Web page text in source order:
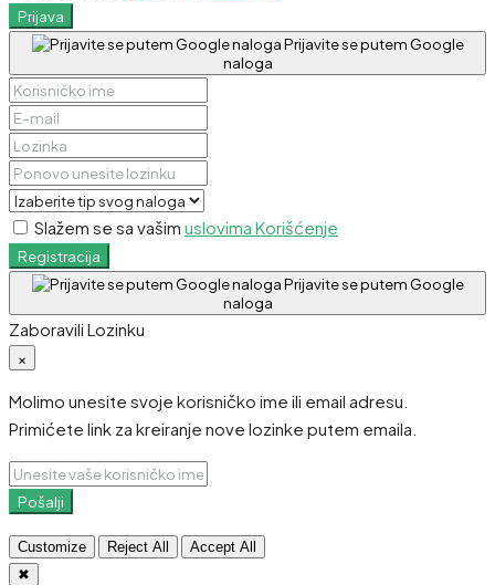
Prijava
Prijavite se putem Google
naloga
Slažem se sa vašim uslovima Korišćenje
Registracija
Prijavite se putem Google
naloga
Zaboravili Lozinku
×
Molimo unesite svoje korisničko ime ili email adresu.
Primićete link za kreiranje nove lozinke putem emaila.
Pošalji
Customize Reject All
Accept All
✖